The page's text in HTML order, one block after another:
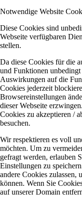
Notwendige Website
Diese Cookies sind
Webseite verfügbaren
stellen.
Da diese Cookies für die
und Funktionen
Auswirkungen auf die
Cookies jederzeit
Browsereinstellungen
dieser Webseite
Cookies zu akzeptieren /
besuchen.
Wir respektieren es voll
möchten. Um zu
gefragt werden, erlauben
Einstellungen zu
andere Cookies zulassen,
können. Wenn Sie
auf unserer Domain